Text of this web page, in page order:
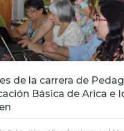
de la carrera de
Básica de Arica e